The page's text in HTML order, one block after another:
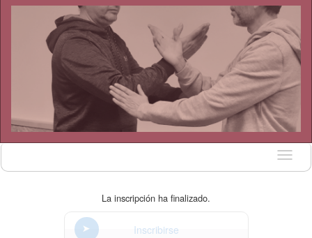
Idioma
La inscripción ha finalizado.
Inscribirse